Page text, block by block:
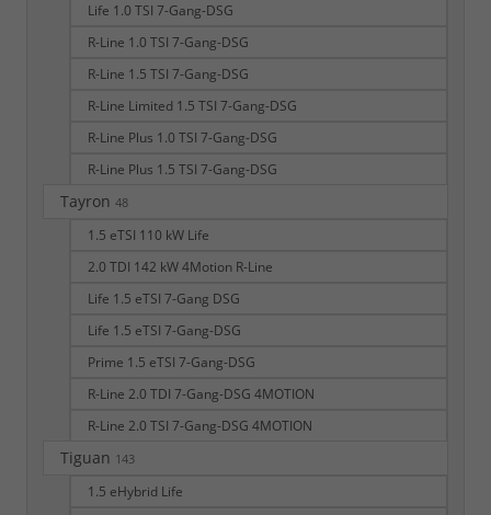
Life 1.0 TSI 7-Gang-DSG
R-Line 1.0 TSI 7-Gang-DSG
R-Line 1.5 TSI 7-Gang-DSG
R-Line Limited 1.5 TSI 7-Gang-DSG
R-Line Plus 1.0 TSI 7-Gang-DSG
R-Line Plus 1.5 TSI 7-Gang-DSG
Tayron 48
1.5 eTSI 110 kW Life
2.0 TDI 142 kW 4Motion R-Line
Life 1.5 eTSI 7-Gang DSG
Life 1.5 eTSI 7-Gang-DSG
Prime 1.5 eTSI 7-Gang-DSG
R-Line 2.0 TDI 7-Gang-DSG 4MOTION
R-Line 2.0 TSI 7-Gang-DSG 4MOTION
Tiguan 143
1.5 eHybrid Life